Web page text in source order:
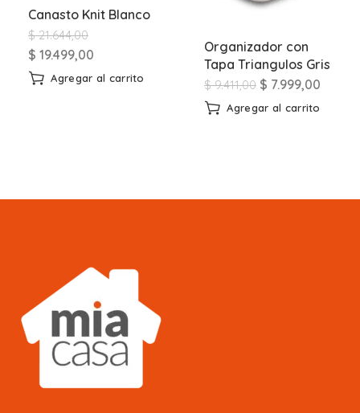
Canasto Knit Blanco
$21.644,00
$ 19.499,00
Agregar al carrito
Organizador con
Tapa Triangulos Gris
$9.411,00 $ 7.999,00
Agregar al carrito